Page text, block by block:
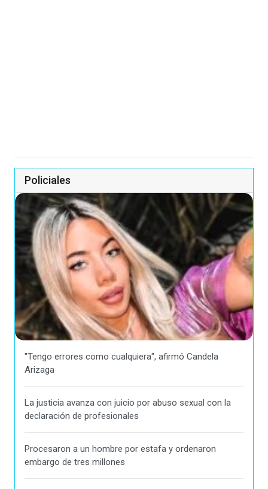
Policiales
"Tengo errores como cualquiera", afirmó Candela
Arizaga
La justicia avanza con juicio por abuso sexual con la
declaración de profesionales
Procesaron a un hombre por estafa y ordenaron
embargo de tres millones